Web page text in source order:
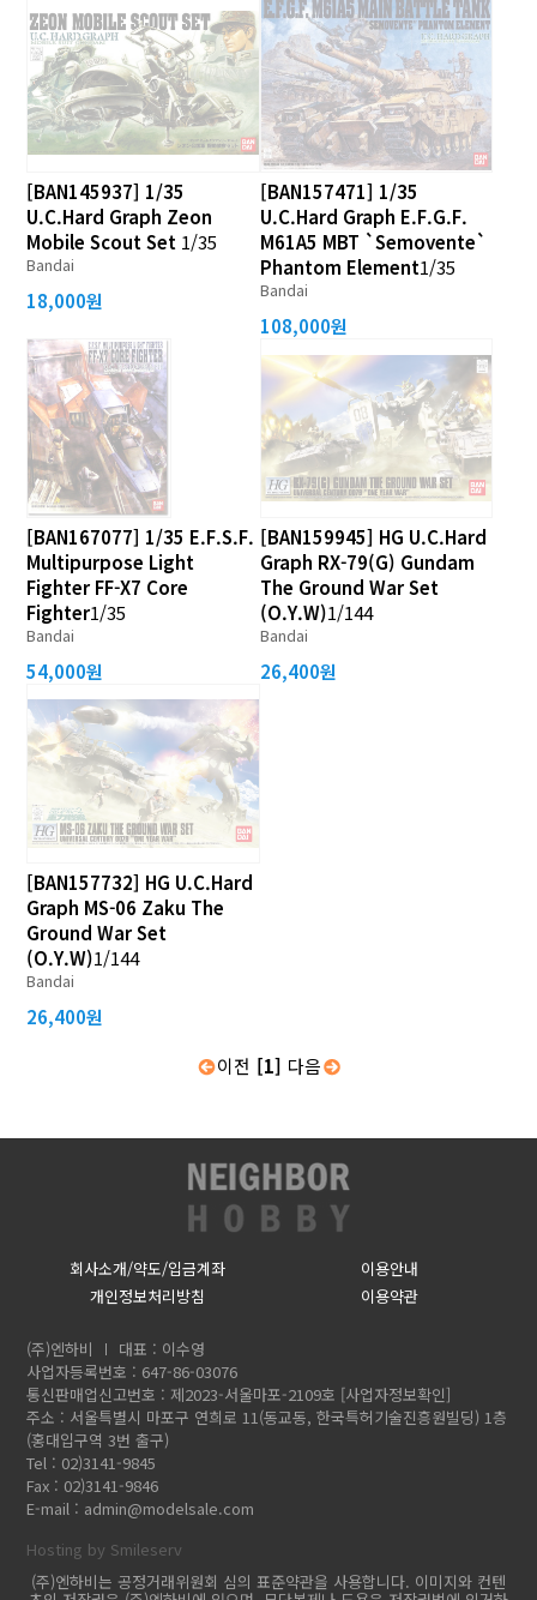
[BAN145937] 1/35
U.C.Hard Graph Zeon
Mobile Scout Set 1/35
Bandai
18,000원
[BAN157471] 1/35
U.C.Hard Graph E.F.G.F.
M61A5 MBT `Semovente`
Phantom Element1/35
Bandai
108,000원
[BAN167077] 1/35 E.F.S.F.
Multipurpose Light
Fighter FF-X7 Core
Fighter1/35
Bandai
54,000원
[BAN159945] HG U.C.Hard
Graph RX-79(G) Gundam
The Ground War Set
(O.Y.W)1/144
Bandai
26,400원
[BAN157732] HG U.C.Hard
Graph MS-06 Zaku The
Ground War Set
(O.Y.W)1/144
Bandai
26,400원
이전 [1] 다음
회사소개/약도/입금계좌
이용안내
개인정보처리방침
이용약관
(주)엔하비
대표 : 이수영
사업자등록번호 : 647-86-03076
통신판매업신고번호 : 제2023-서울마포-2109호 [사업자정보확인]
주소 : 서울특별시 마포구 연희로 11(동교동, 한국특허기술진흥원빌딩) 1층
(홍대입구역 3번 출구)
Tel : 02)3141-9845
Fax : 02)3141-9846
E-mail : admin@modelsale.com
Hosting by Smileserv
(주)엔하비는 공정거래위원회 심의 표준약관을 사용합니다. 이미지와 컨텐